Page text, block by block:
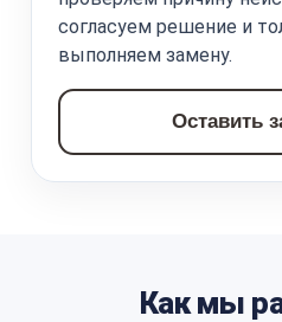
согласуем решение и
выполняем замену.
Оставить
Как мы